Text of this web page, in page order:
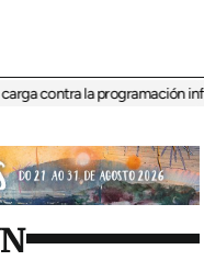
la programación infantil